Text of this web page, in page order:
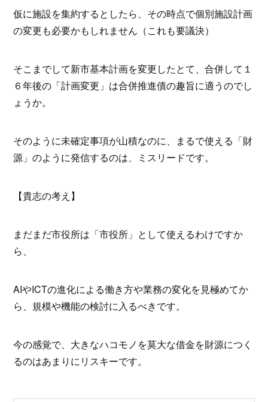
仮に施設を集約するとしたら、その時点で個別施設計画
の変更も必要かもしれません（これも要議決）
そこまでして新市基本計画を変更したとて、合併して１
６年後の「計画変更」は合併推進債の趣旨に適うのでし
ょうか。
そのように未確定事項が山積なのに、まるで使える「財
源」のように発信するのは、ミスリードです。
【貴志の考え】
まだまだ市役所は「市役所」として使えるわけですか
ら、
AIやICTの進化による働き方や業務の変化を見極めてか
ら、規模や機能の検討に入るべきです。
今の感覚で、大きなハコモノを莫大な借金を財源につく
るのはあまりにリスキーです。